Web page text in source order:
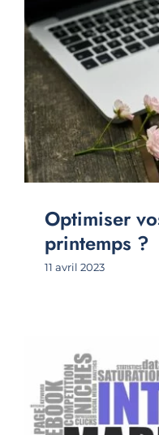
Optimiser
printemps ?
11 avril 2023